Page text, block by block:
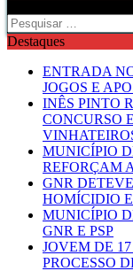
Pesquisar
por:
Destaques
ENTRADA
JOGOS E
INÊS PINTO
CONCURSO
MUNICÍPIO
REFORÇAM
GNR
HOMÍCIDIO
MUNICÍPIO
GNR E PSP
JOVEM DE
PROCESSO